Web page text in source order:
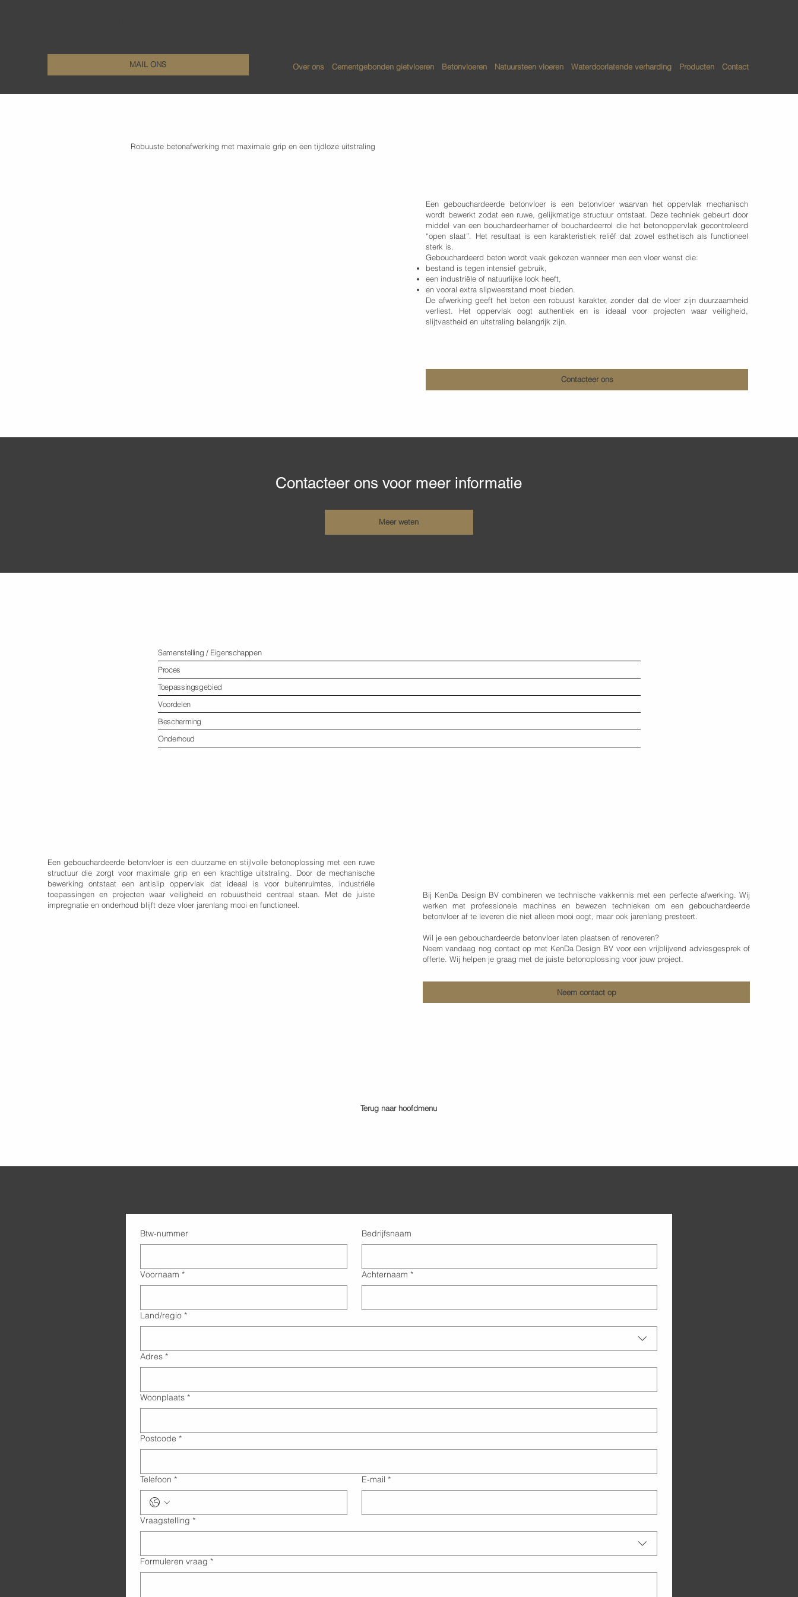
MAIL ONS Over ons Cementgebonden gietvloeren Betonvloeren Natuursteen vloeren Waterdoorlatende verharding Producten Contact
Robuuste betonafwerking met maximale grip en een tijdloze uitstraling
Een gebouchardeerde betonvloer is een betonvloer waarvan het oppervlak mechanisch
wordt bewerkt zodat een ruwe, gelijkmatige structuur ontstaat. Deze techniek gebeurt door
middel van een bouchardeerhamer of bouchardeerrol die het betonoppervlak gecontroleerd
“open slaat”. Het resultaat is een karakteristiek reliëf dat zowel esthetisch als functioneel
sterk is.
Gebouchardeerd beton wordt vaak gekozen wanneer men een vloer wenst die:
bestand is tegen intensief gebruik,
een industriële of natuurlijke look heeft,
en vooral extra slipweerstand moet bieden.
De afwerking geeft het beton een robuust karakter, zonder dat de vloer zijn duurzaamheid
verliest. Het oppervlak oogt authentiek en is ideaal voor projecten waar veiligheid,
slijtvastheid en uitstraling belangrijk zijn.
Contacteer ons
Contacteer ons voor meer informatie
Meer weten
Samenstelling / Eigenschappen
Proces
Toepassingsgebied
Voordelen
Bescherming
Onderhoud
Een gebouchardeerde betonvloer is een duurzame en stijlvolle betonoplossing met een ruwe
structuur die zorgt voor maximale grip en een krachtige uitstraling. Door de mechanische
bewerking ontstaat een antislip oppervlak dat ideaal is voor buitenruimtes, industriële
toepassingen en projecten waar veiligheid en robuustheid centraal staan. Met de juiste
impregnatie en onderhoud blijft deze vloer jarenlang mooi en functioneel.
Bij KenDa Design BV combineren we technische vakkennis met een perfecte afwerking. Wij
werken met professionele machines en bewezen technieken om een gebouchardeerde
betonvloer af te leveren die niet alleen mooi oogt, maar ook jarenlang presteert.
Wil je een gebouchardeerde betonvloer laten plaatsen of renoveren?
Neem vandaag nog contact op met KenDa Design BV voor een vrijblijvend adviesgesprek of
offerte. Wij helpen je graag met de juiste betonoplossing voor jouw project.
Neem contact op
Terug naar hoofdmenu
Btw-nummer Bedrijfsnaam
Voornaam * Achternaam *
Adres met meerdere regels
Land/regio *
Adres *
Woonplaats *
Postcode *
Telefoon * E-mail *
Vraagstelling *
Formuleren vraag *